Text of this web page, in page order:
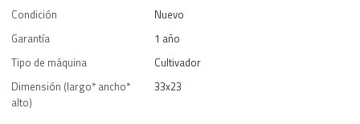
Condición
Nuevo
Garantía
1 año
Tipo de máquina
Cultivador
Dimensión (largo* ancho*
alto)
33x23